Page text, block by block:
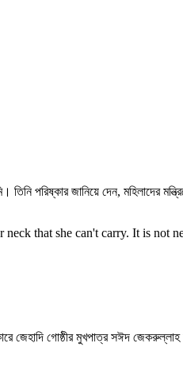
পরিষ্কার জানিয়ে দেন, মহিলাদের
that she can't carry. It is not
জেহাদি গোষ্ঠীর মুখপাত্র সঈদ